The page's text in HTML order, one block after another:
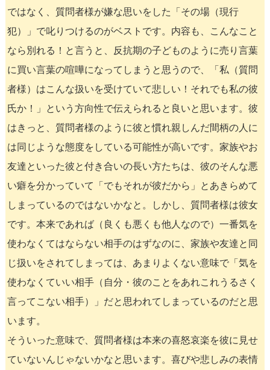
ではなく、質問者様が嫌な思いをした「その場（現行
犯）」で叱りつけるのがベストです。内容も、こんなこと
なら別れる！と言うと、反抗期の子どものように売り言葉
に買い言葉の喧嘩になってしまうと思うので、「私（質問
者様）はこんな扱いを受けていて悲しい！それでも私の彼
氏か！」という方向性で伝えられると良いと思います。彼
はきっと、質問者様のように彼と慣れ親しんだ間柄の人に
は同じような態度をしている可能性が高いです。家族やお
友達といった彼と付き合いの長い方たちは、彼のそんな悪
い癖を分かっていて「でもそれが彼だから」とあきらめて
しまっているのではないかなと。しかし、質問者様は彼女
です。本来であれば（良くも悪くも他人なので）一番気を
使わなくてはならない相手のはずなのに、家族や友達と同
じ扱いをされてしまっては、あまりよくない意味で「気を
使わなくていい相手（自分・彼のことをあれこれうるさく
言ってこない相手）」だと思われてしまっているのだと思
います。
そういった意味で、質問者様は本来の喜怒哀楽を彼に見せ
ていないんじゃないかなと思います。喜びや悲しみの表情